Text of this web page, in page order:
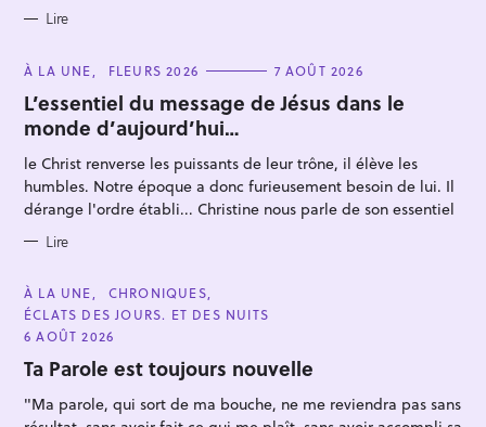
Lire
C
T
E
G
O
R
I
E
S
À LA UNE FLEURS 2026 7 AOÛT 2026
L’essentiel du message de Jésus dans le
monde d’aujourd’hui…
le Christ renverse les puissants de leur trône, il élève les
humbles. Notre époque a donc furieusement besoin de lui. Il
dérange l'ordre établi... Christine nous parle de son essentiel
Lire
C
A
T
E
O
R
E
À LA UNE
CHRONIQUES
ÉCLATS DES JOURS. ET DES NUITS
6 AOÛT 2026
Ta Parole est toujours nouvelle
"Ma parole, qui sort de ma bouche, ne me reviendra pas sans
R
e
c
e
r
c
e
r